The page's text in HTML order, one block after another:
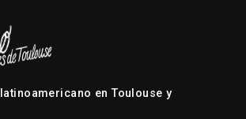
en Toulouse y